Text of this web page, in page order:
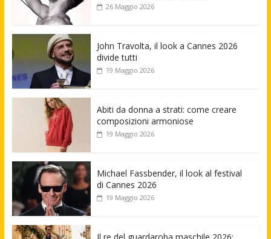
26 Maggio 2026
John Travolta, il look a Cannes 2026
divide tutti
19 Maggio 2026
Abiti da donna a strati: come creare
composizioni armoniose
19 Maggio 2026
Michael Fassbender, il look al festival
di Cannes 2026
19 Maggio 2026